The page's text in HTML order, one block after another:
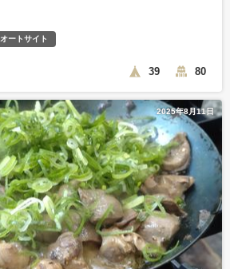
オートサイト
39 80
2025年8月11日